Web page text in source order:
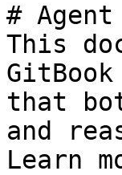
#
This
that
and
Learn